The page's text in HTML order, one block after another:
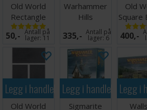
Old World
Rectangle
Bases
60x100mm
x3
50,- Antall på
lager: 11
Warhammer
Hills
335,- Antall på
lager:6
Old
Square
25mm
400,-
Legg i handlekurven
Old World
Legg i handlekurven
Sigmarite
Legg i